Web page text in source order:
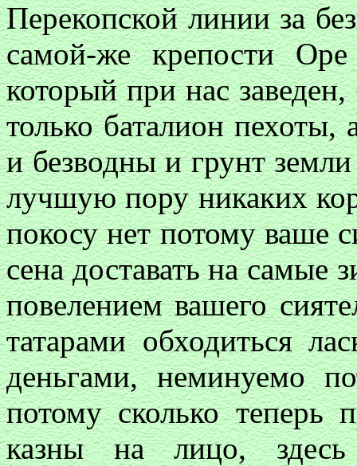
Перекопской линии за
самой-же крепости
который при нас
только баталион пехоты,
и безводны и грунт
лучшую пору никаких
покосу нет потому ваше
сена доставать на самые
повелением вашего
татарами обходиться
деньгами, неминуемо
потому сколько теперь
казны на лицо, здесь